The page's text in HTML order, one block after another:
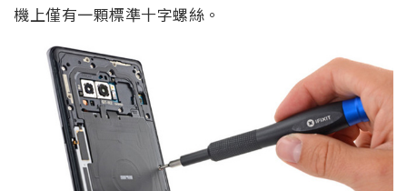
機上僅有一顆標準十字螺絲。